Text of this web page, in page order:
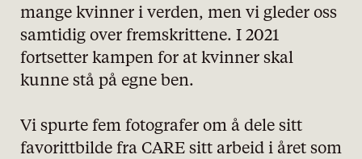
mange kvinner i verden, men vi gleder oss
samtidig over fremskrittene. I 2021
fortsetter kampen for at kvinner skal
kunne stå på egne ben.
Vi spurte fem fotografer om å dele sitt
favorittbilde fra CARE sitt arbeid i året som